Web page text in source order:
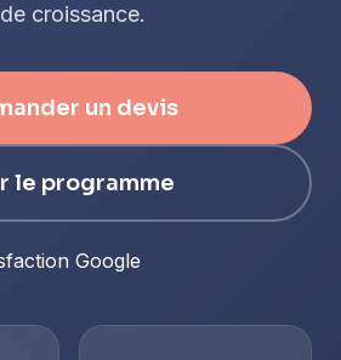
croissance.
un devis
le programme
Google